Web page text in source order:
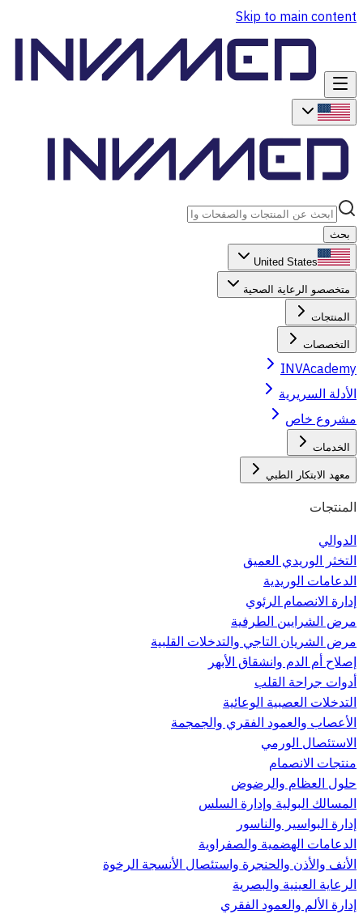
Skip to main content
بحث
United States
متخصصو الرعاية الصحية
المنتجات
التخصصات
INVAcademy
الأدلة السريرية
مشروع خاص
الخدمات
معهد الابتكار الطبي
المنتجات
الدوالي
التخثر الوريدي العميق
الدعامات الوريدية
إدارة الانصمام الرئوي
مرض الشرايين الطرفية
مرض الشريان التاجي والتدخلات القلبية
إصلاح أم الدم وانشقاق الأبهر
أدوات جراحة القلب
التدخلات العصبية الوعائية
الأعصاب والعمود الفقري والجمجمة
الاستئصال الورمي
منتجات الانصمام
حلول العظام والرضوض
المسالك البولية وإدارة السلس
إدارة البواسير والناسور
الدعامات الهضمية والصفراوية
الأنف والأذن والحنجرة واستئصال الأنسجة الرخوة
الرعاية العينية والبصرية
إدارة الألم والعمود الفقري